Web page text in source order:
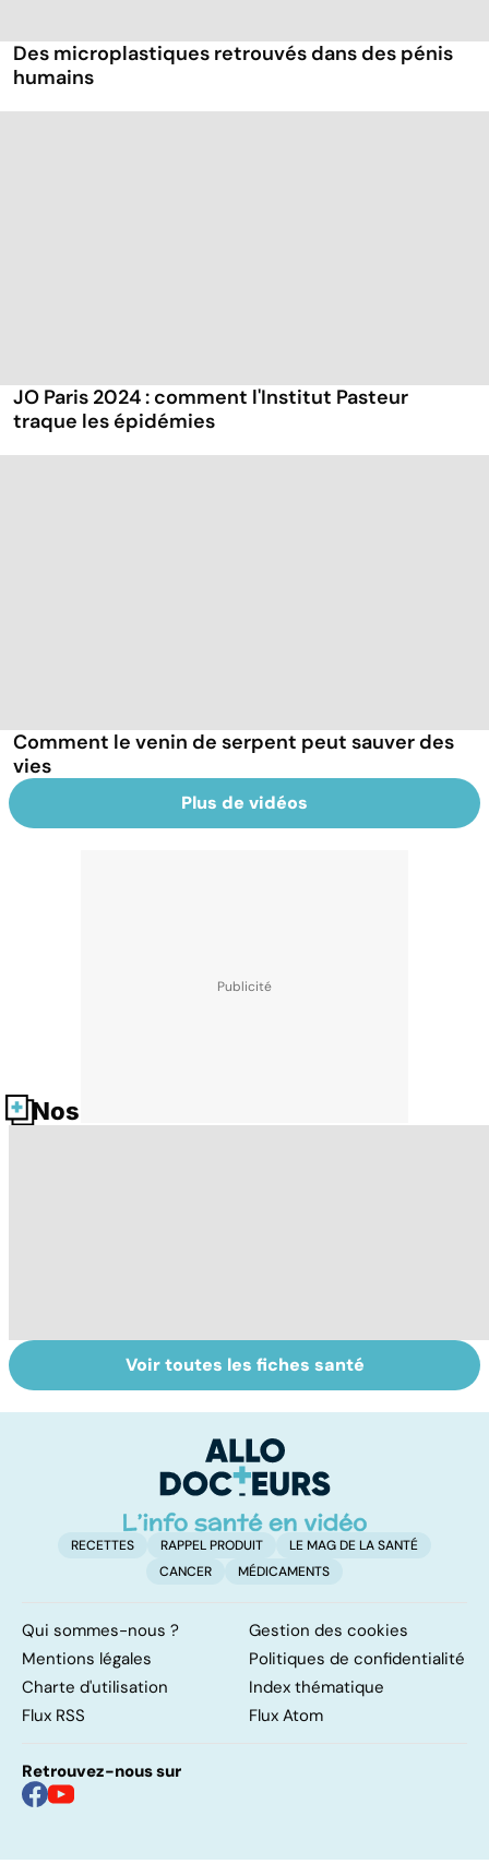
Des microplastiques retrouvés dans des pénis
humains
JO Paris 2024 : comment l'Institut Pasteur
traque les épidémies
Comment le venin de serpent peut sauver des
vies
Plus de vidéos
Nos fiches santé
Tout savoir sur le
cerveau
Staphylocoque
doré : une
surveillance
Voir toutes les fiches santé
RECETTES RAPPEL PRODUIT
LE MAG DE LA SANTÉ
CANCER
MÉDICAMENTS
Qui sommes-nous ?
Gestion des cookies
Mentions légales
Politiques de confidentialité
Charte d'utilisation
Index thématique
Flux RSS
Flux Atom
Retrouvez-nous sur